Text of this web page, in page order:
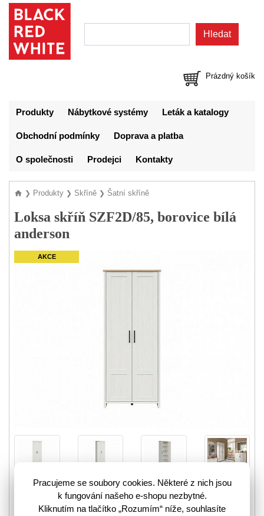
Prázdný košík
Produkty Nábytkové systémy Leták a katalogy
Obchodní podmínky Doprava a platba
O společnosti Prodejci Kontakty
❯ Produkty ❯ Skříně ❯ Šatní skříně
Loksa skříň SZF2D/85, borovice bílá
anderson
AKCE
Šatní skříň Loksa SZF2D/85 je v barevném provedení dub
borovice bílá anderson a dub grandson. Tato skříň vás
zaujme svým elegantním designem ve skandinávském…
Pracujeme se soubory cookies. Některé z nich jsou
k fungování našeho e-shopu nezbytné.
Kliknutím na tlačítko „Rozumím“ níže, souhlasíte